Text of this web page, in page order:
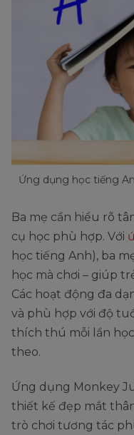
Ứng dụng học tiếng
Ba mẹ cần hiểu rõ
cụ học phù hợp. Với
học tiếng Anh), ba
học mà chơi – giúp
Các hoạt động đa
và phù hợp với độ
thích thú mỗi lần
theo.
Ứng dụng Monkey
thiết kế đẹp mắt
trò chơi tương tác